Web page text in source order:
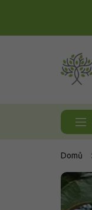
Domů